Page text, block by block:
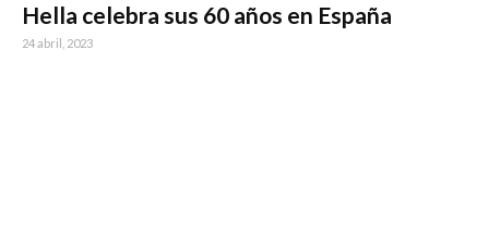
Hella celebra sus 60 años en España
24 abril, 2023